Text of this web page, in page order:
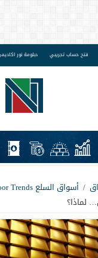
فتح حساب تجريبي دبلومة نور
/ أسواق السلع Noor Trends
لماذا؟